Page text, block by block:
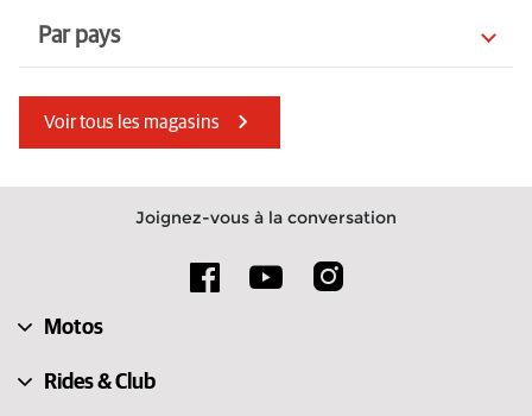
Par pays
Norvège
Suisse
Slovénie
Voir tous les magasins
Joignez-vous à la conversation
Motos
Rides & Club